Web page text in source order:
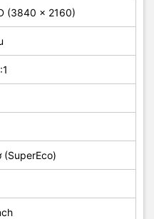
(3840 x 2160)